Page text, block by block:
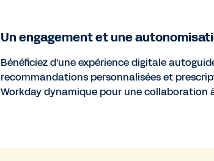
Un engagement et une
Bénéficiez d'une expérience digitale
recommandations personnalisées et
Workday dynamique pour une collaboration